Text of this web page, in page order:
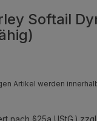
Softail
Artikel werden